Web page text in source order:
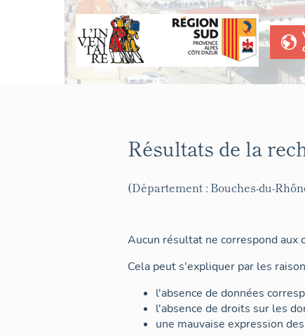
Résultats de la
(Département : Bouches-du-
Aucun résultat ne correspond aux
Cela peut s'expliquer par les
l'absence de données
l'absence de droits sur les
une mauvaise expression